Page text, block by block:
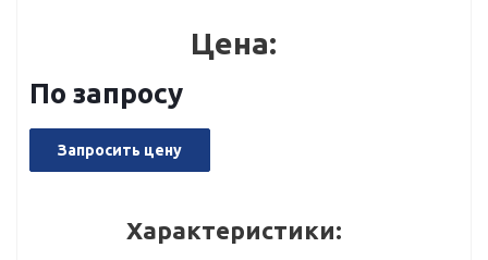
Цена:
По запросу
Запросить цену
Характеристики: